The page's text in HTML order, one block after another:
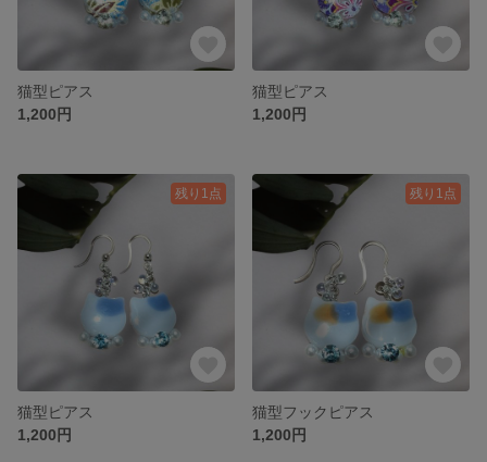
猫型ピアス
1,200円
猫型ピアス
1,200円
残り1点
猫型ピアス
1,200円
残り1点
猫型フックピアス
1,200円